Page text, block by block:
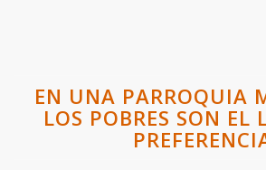
EN UNA PARROQUIA
LOS POBRES SON EL